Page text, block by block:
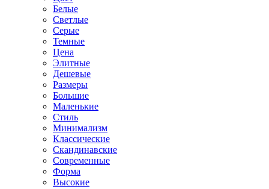
Белые
Светлые
Серые
Темные
Цена
Элитные
Дешевые
Размеры
Большие
Маленькие
Стиль
Минимализм
Классические
Скандинавские
Современные
Форма
Высокие